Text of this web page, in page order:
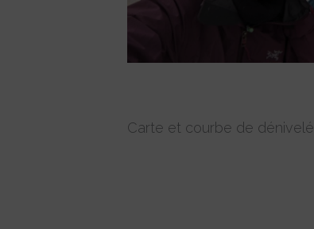
Carte et courbe de dénivelé